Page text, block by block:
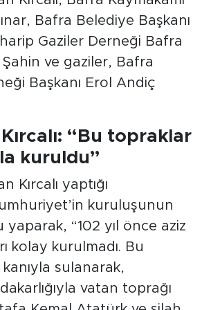
Bafra Belediye Başkanı
Gaziler Derneği Bafra
Şahin ve gaziler, Bafra
Başkanı Erol Andiç
“Bu topraklar
kuruldu”
Kırcalı yaptığı
kuruluşunun
“102 yıl önce aziz
kolay kurulmadı. Bu
sulanarak,
vatan toprağı